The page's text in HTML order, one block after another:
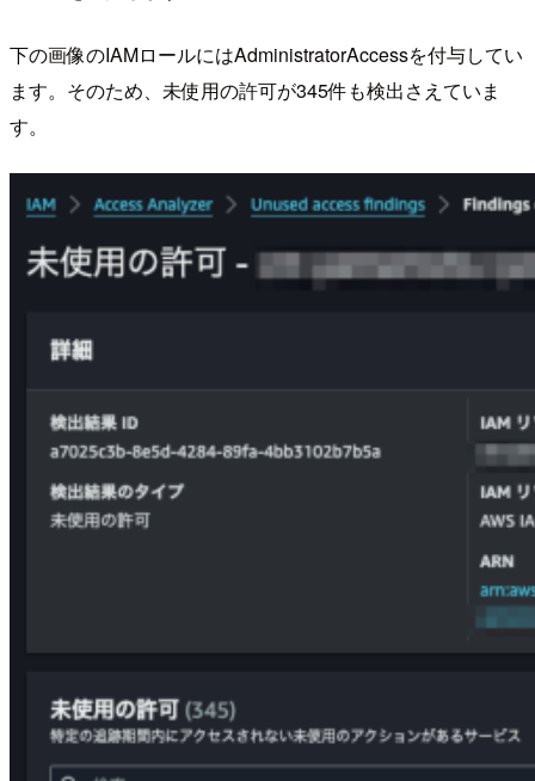
下の画像のIAMロールにはAdministratorAccessを付与してい
ます。そのため、未使用の許可が345件も検出さえていま
す。